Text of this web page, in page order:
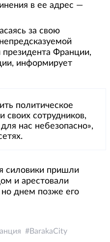
в ее адрес —
за свою
Франции,
информирует
политическое
сотрудников,
нас небезопасно»,
силовики пришли
и арестовали
но днем позже его
BarakaCity